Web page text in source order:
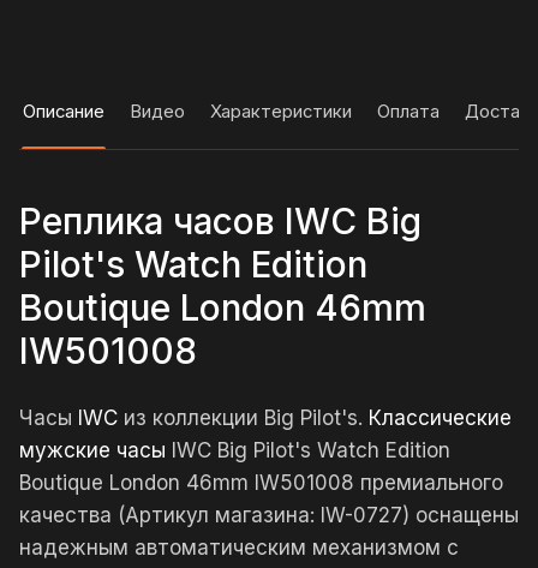
Описание Видео Характеристики Оплата
Реплика часов IWC Big
Pilot's Watch Edition
Boutique London 46mm
IW501008
Часы IWC из коллекции Big Pilot's. Классические
мужские часы IWC Big Pilot's Watch Edition
Boutique London 46mm IW501008 премиального
качества (Артикул магазина: IW-0727) оснащены
надежным автоматическим механизмом с